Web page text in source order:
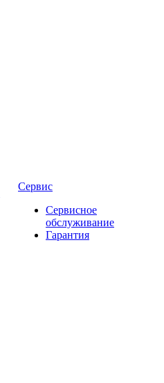
Сервис
Сервисное
обслуживание
Гарантия